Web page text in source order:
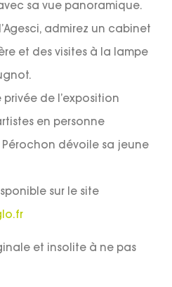
sa vue panoramique.
admirez un cabinet
et des visites à la lampe
privée de l’exposition
en personne
Pérochon dévoile sa jeune
sur le site
et insolite à ne pas